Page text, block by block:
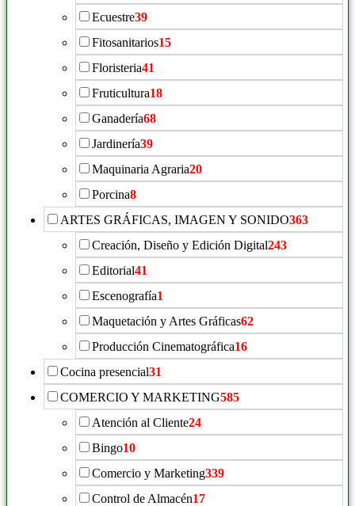
Ecuestre39
Fitosanitarios15
Floristeria41
Fruticultura18
Ganadería68
Jardinería39
Maquinaria Agraria20
Porcina8
ARTES GRÁFICAS, IMAGEN Y SONIDO363
Creación, Diseño y Edición Digital243
Editorial41
Escenografía1
Maquetación y Artes Gráficas62
Producción Cinematográfica16
Cocina presencial31
COMERCIO Y MARKETING585
Atención al Cliente24
Bingo10
Comercio y Marketing339
Control de Almacén17